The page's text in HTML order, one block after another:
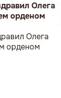
Олега
орденом
Олега
орденом